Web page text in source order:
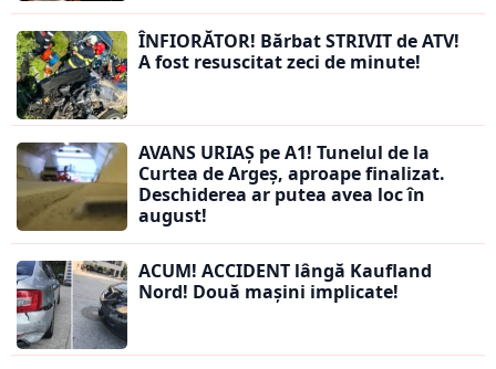
ÎNFIORĂTOR! Bărbat STRIVIT de ATV!
A fost resuscitat zeci de minute!
AVANS URIAȘ pe A1! Tunelul de la
Curtea de Argeș, aproape finalizat.
Deschiderea ar putea avea loc în
august!
ACUM! ACCIDENT lângă Kaufland
Nord! Două mașini implicate!